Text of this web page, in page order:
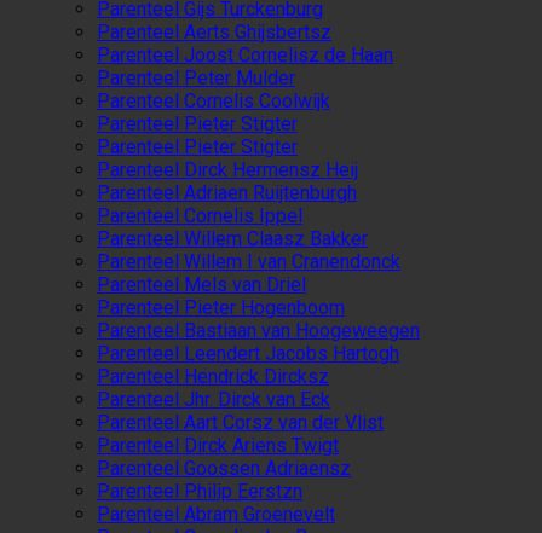
Parenteel Gijs Turckenburg
Parenteel Aerts Ghijsbertsz
Parenteel Joost Cornelisz de Haan
Parenteel Peter Mulder
Parenteel Cornelis Coolwijk
Parenteel Pieter Stigter
Parenteel Pieter Stigter
Parenteel Dirck Hermensz Heij
Parenteel Adriaen Ruijtenburgh
Parenteel Cornelis Ippel
Parenteel Willem Claasz Bakker
Parenteel Willem I van Cranendonck
Parenteel Mels van Driel
Parenteel Pieter Hogenboom
Parenteel Bastiaan van Hoogeweegen
Parenteel Leendert Jacobs Hartogh
Parenteel Hendrick Dircksz
Parenteel Jhr. Dirck van Eck
Parenteel Aart Corsz van der Vlist
Parenteel Dirck Ariens Twigt
Parenteel Goossen Adriaensz
Parenteel Philip Eerstzn
Parenteel Abram Groenevelt